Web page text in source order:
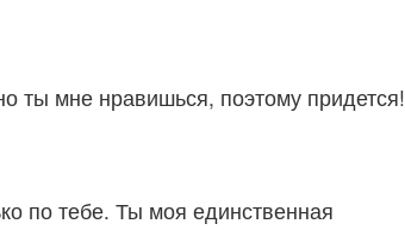
ты мне нравишься, поэтому придется!
по тебе. Ты моя единственная